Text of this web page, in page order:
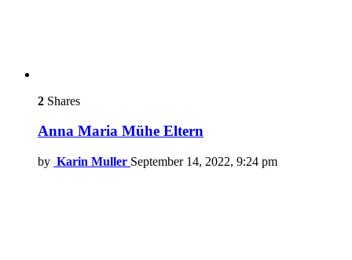
2 Shares
Anna Maria Mühe Eltern
by Karin Muller September 14, 2022, 9:24 pm